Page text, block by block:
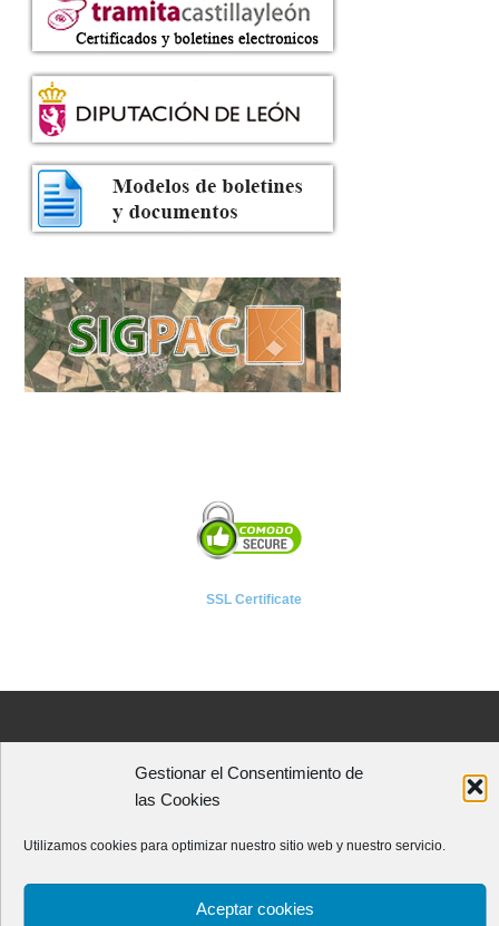
Gestionar el Consentimiento de
las Cookies
Utilizamos cookies para optimizar nuestro sitio web y nuestro servicio.
Aceptar cookies
SSL Certificate
A P I E T E L
Asociación Provincial de Empresarios de Instalaciones Eléctricas,
Telecomunicaciones y Afines de León
Avenida Independencia, 4 - 5ª planta